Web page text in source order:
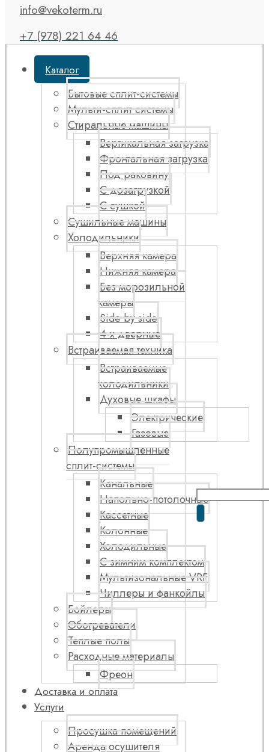
info@vekoterm.ru
+7 (978) 221 64 46
Каталог
Бытовые сплит-системы
Мульти-сплит системы
Стиральные машины
Вертикальная загрузка
Фронтальная загрузка
Под раковину
С дозагрузкой
С сушкой
Сушильные машины
Холодильники
Верхняя камера
Нижняя камера
Без морозильной
камеры
Side by side
4-х дверные
Встраиваемая техника
Встраиваемые
холодильники
Духовые шкафы
Электрические
Газовые
Полупромышленные
сплит-системы
Канальные
Напольно-потолочные
Кассетные
Колонные
Холодильные
С зимним комплектом
Мультизональные VRF
Чиллеры и фанкойлы
Бойлеры
Обогреватели
Теплые полы
Расходные материалы
Фреон
Доставка и оплата
Услуги
Просушка помещений
Аренда осушителя